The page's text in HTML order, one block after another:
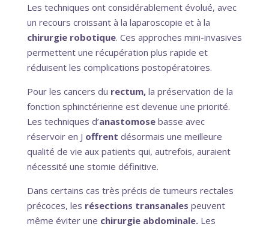
Les techniques ont considérablement évolué, avec
un recours croissant à la laparoscopie et à la
chirurgie robotique. Ces approches mini-invasives
permettent une récupération plus rapide et
réduisent les complications postopératoires.
Pour les cancers du rectum,la préservation de la
fonction sphinctérienne est devenue une priorité.
Les techniques d’anastomose basse avec
réservoir en J offrent désormais une meilleure
qualité de vie aux patients qui, autrefois, auraient
nécessité une stomie définitive.
Dans certains cas très précis de tumeurs rectales
précoces, les résections transanales peuvent
même éviter une chirurgie abdominale.Les